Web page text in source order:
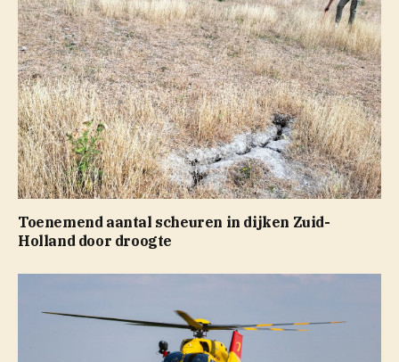
Toenemend aantal scheuren in dijken Zuid-
Holland door droogte